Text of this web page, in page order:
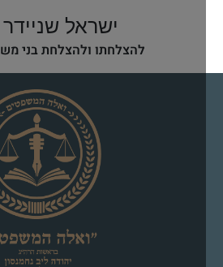
ישראל שניידר
להצלחתו ולהצלחת בני